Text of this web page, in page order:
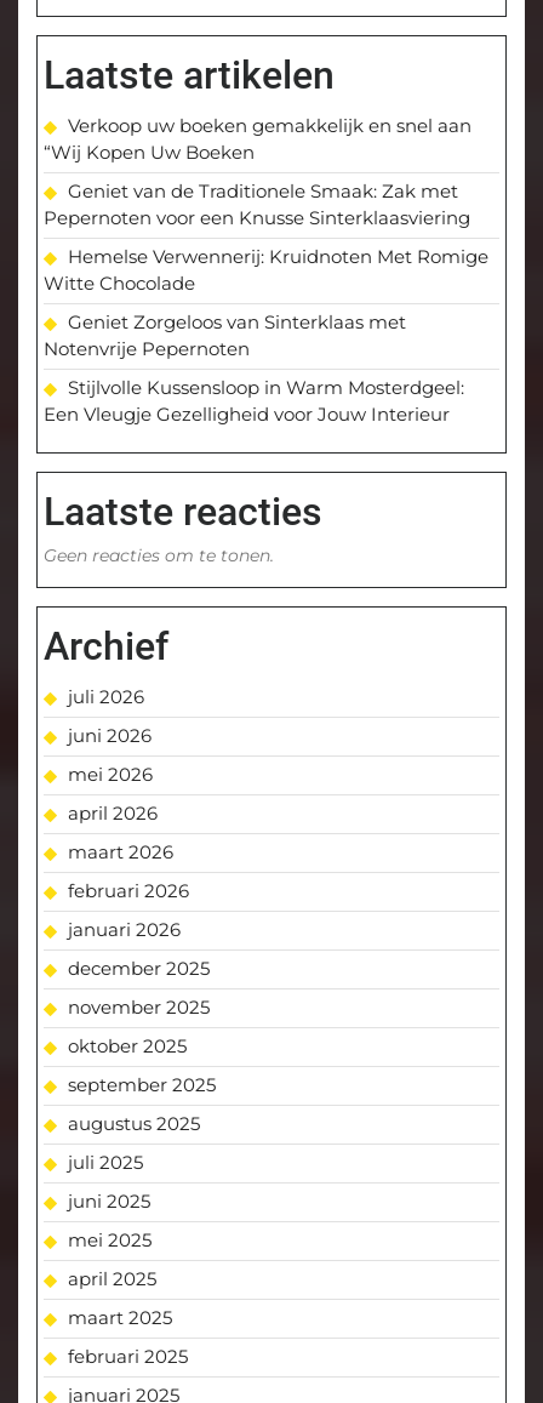
Laatste artikelen
Verkoop uw boeken gemakkelijk en snel aan
“Wij Kopen Uw Boeken
Geniet van de Traditionele Smaak: Zak met
Pepernoten voor een Knusse Sinterklaasviering
Hemelse Verwennerij: Kruidnoten Met Romige
Witte Chocolade
Geniet Zorgeloos van Sinterklaas met
Notenvrije Pepernoten
Stijlvolle Kussensloop in Warm Mosterdgeel:
Een Vleugje Gezelligheid voor Jouw Interieur
Laatste reacties
Geen reacties om te tonen.
Archief
juli 2026
juni 2026
mei 2026
april 2026
maart 2026
februari 2026
januari 2026
december 2025
november 2025
oktober 2025
september 2025
augustus 2025
juli 2025
juni 2025
mei 2025
april 2025
maart 2025
februari 2025
januari 2025